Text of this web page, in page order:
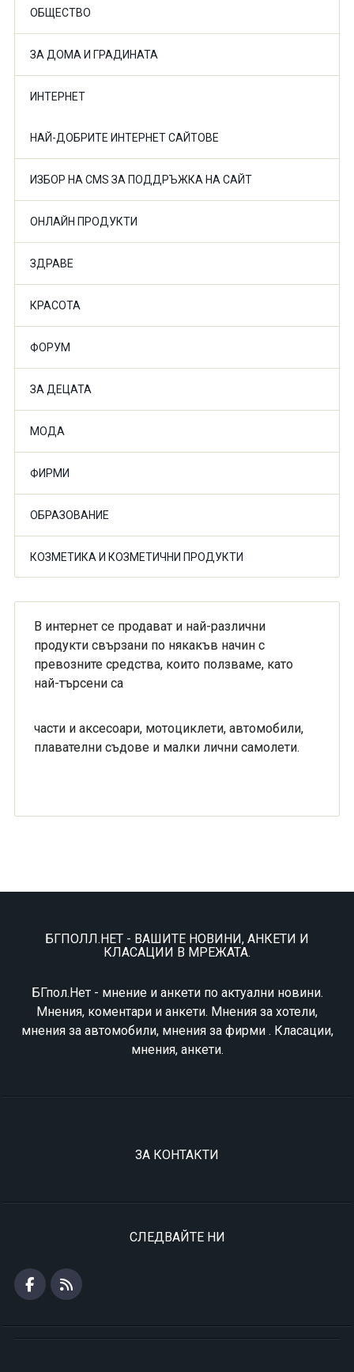
ОБЩЕСТВО
ЗА ДОМА И ГРАДИНАТА
ИНТЕРНЕТ
НАЙ-ДОБРИТЕ ИНТЕРНЕТ САЙТОВЕ
ИЗБОР НА CMS ЗА ПОДДРЪЖКА НА САЙТ
ОНЛАЙН ПРОДУКТИ
ЗДРАВЕ
КРАСОТА
ФОРУМ
ЗА ДЕЦАТА
МОДА
ФИРМИ
ОБРАЗОВАНИЕ
КОЗМЕТИКА И КОЗМЕТИЧНИ ПРОДУКТИ
В интернет се продават и най-различни
продукти свързани по някакъв начин с
превозните средства, които ползваме, като
най-търсени са
части и аксесоари, мотоциклети, автомобили,
плавателни съдове и малки лични самолети.
БГПОЛЛ.НЕТ - ВАШИТЕ НОВИНИ, АНКЕТИ И
КЛАСАЦИИ В МРЕЖАТА.
БГпол.Нет - мнение и анкети по актуални новини.
Мнения, коментари и анкети. Мнения за хотели,
мнения за автомобили, мнения за фирми . Класации,
мнения, анкети.
ЗА КОНТАКТИ
СЛЕДВАЙТЕ НИ